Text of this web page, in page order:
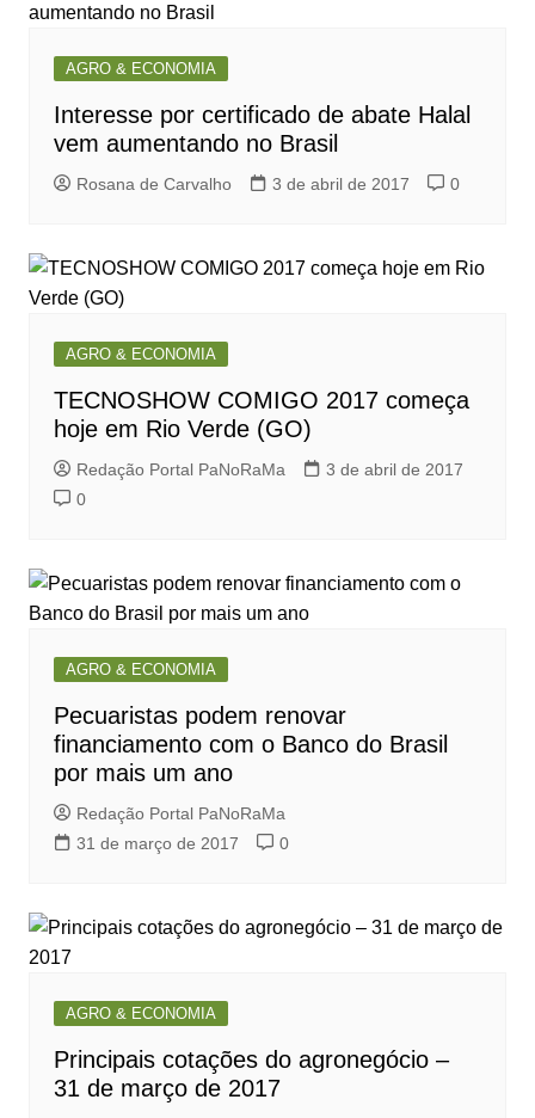
AGRO & ECONOMIA
Interesse por certificado de abate Halal
vem aumentando no Brasil
Rosana de Carvalho 3 de abril de 2017 0
AGRO & ECONOMIA
TECNOSHOW COMIGO 2017 começa
hoje em Rio Verde (GO)
Redação Portal PaNoRaMa
3 de abril de 2017
0
AGRO & ECONOMIA
Pecuaristas podem renovar
financiamento com o Banco do Brasil
por mais um ano
Redação Portal PaNoRaMa
31 de março de 2017
0
AGRO & ECONOMIA
Principais cotações do agronegócio –
31 de março de 2017